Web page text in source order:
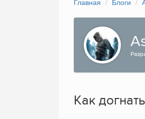
Главная Блоги
Как